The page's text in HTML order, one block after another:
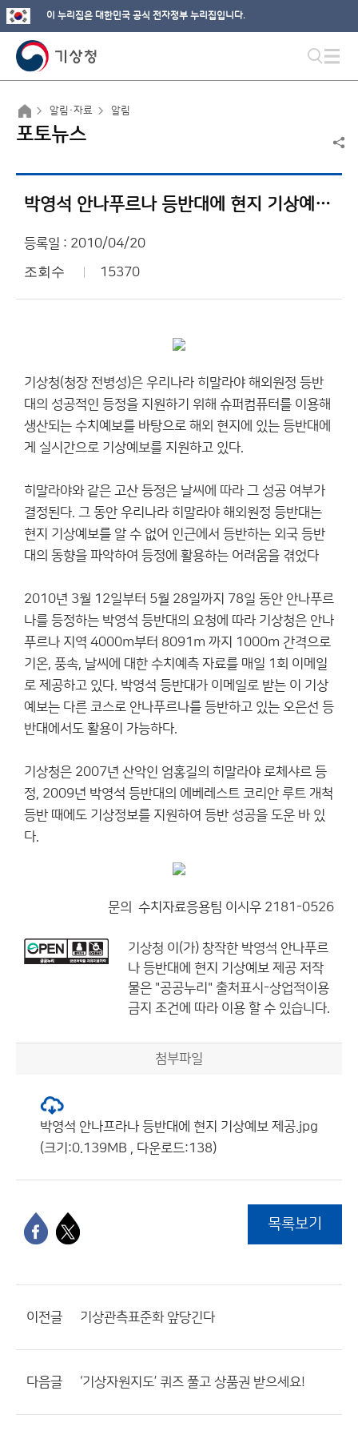
이 누리집은 대한민국 공식 전자정부 누리집입니다.
알림·자료 알림
포토뉴스
박영석 안나푸르나 등반대에 현지 기상예보 제공
등록일 : 2010/04/20
조회수 15370
기상청(청장 전병성)은 우리나라 히말라야 해외원정 등반
대의 성공적인 등정을 지원하기 위해 슈퍼컴퓨터를 이용해
생산되는 수치예보를 바탕으로 해외 현지에 있는 등반대에
게 실시간으로 기상예보를 지원하고 있다.
히말라야와 같은 고산 등정은 날씨에 따라 그 성공 여부가
결정된다. 그 동안 우리나라 히말라야 해외원정 등반대는
현지 기상예보를 알 수 없어 인근에서 등반하는 외국 등반
대의 동향을 파악하여 등정에 활용하는 어려움을 겪었다
2010년 3월 12일부터 5월 28일까지 78일 동안 안나푸르
나를 등정하는 박영석 등반대의 요청에 따라 기상청은 안나
푸르나 지역 4000m부터 8091m 까지 1000m 간격으로
기온, 풍속, 날씨에 대한 수치예측 자료를 매일 1회 이메일
로 제공하고 있다. 박영석 등반대가 이메일로 받는 이 기상
예보는 다른 코스로 안나푸르나를 등반하고 있는 오은선 등
반대에서도 활용이 가능하다.
기상청은 2007년 산악인 엄홍길의 히말라야 로체샤르 등
정, 2009년 박영석 등반대의 에베레스트 코리안 루트 개척
등반 때에도 기상정보를 지원하여 등반 성공을 도운 바 있
다.
문의 수치자료응용팀 이시우 2181-0526
기상청 이(가) 창작한 박영석 안나푸르
나 등반대에 현지 기상예보 제공 저작
물은 "공공누리" 출처표시-상업적이용
금지 조건에 따라 이용 할 수 있습니다.
첨부파일
박영석 안나프라나 등반대에 현지 기상예보 제공.jpg
(크기:0.139MB , 다운로드:138)
목록보기
이전글 기상관측표준화 앞당긴다
다음글 ‘기상자원지도’ 퀴즈 풀고 상품권 받으세요!